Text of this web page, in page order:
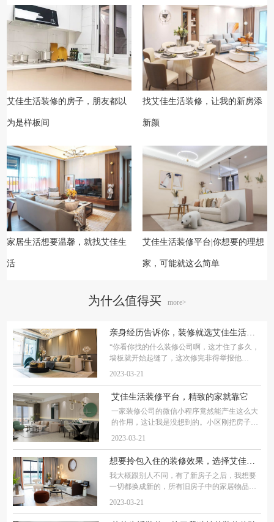
艾佳生活装修的房子，朋友都以
为是样板间
找艾佳生活装修，让我的新房添
新颜
家居生活想要温馨，就找艾佳生
活
艾佳生活装修平台|你想要的理想
家，可能就这么简单
为什么值得买 more>
亲身经历告诉你，装修就选艾佳生活装修平台
“你看你找的什么装修公司啊，这才住了多久，
墙板就开始起缝了，这次修完非得举报他
们！”听着邻居小两口的吵闹声，我也是颇为他
2023-03-21
艾佳生活装修平台，精致的家就靠它
一家装修公司的微信小程序竟然能产生这么大
的作用，这让我是没想到的。小区刚把房子交
到我手中的时候，我还在为房子的装修发愁，
2023-03-21
想要拎包入住的装修效果，选择艾佳生活装修平台
我大概跟别人不同，有了新房子之后，我想要
一切都换成新的，所有旧房子中的家居物品都
已经不再想使用，所以我很想要直接拎包入住
2023-03-21